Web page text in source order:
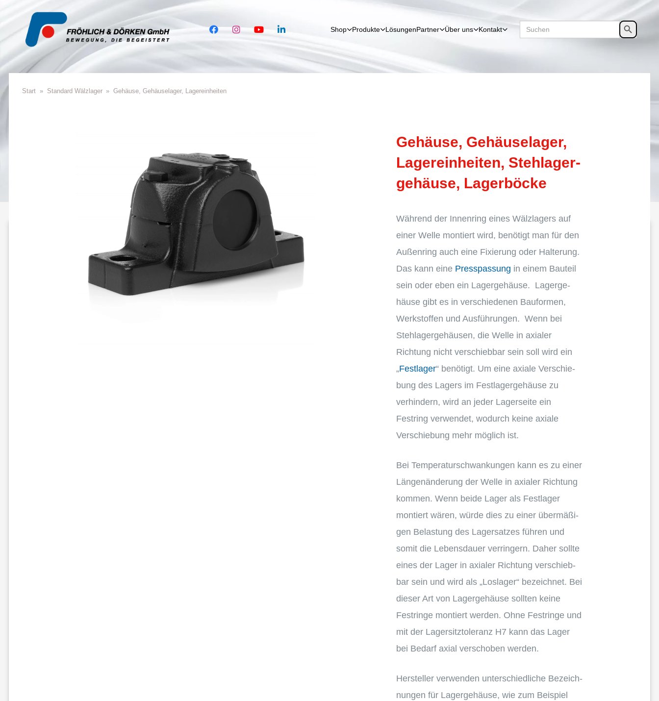
Shop Produkte Lösun­genPartner Über uns Kontakt
Search
for:
SEARCH
BUTTON
Start » Standard Wälzla­ger » Gehäuse, Gehäu­se­la­ger, Lagereinheiten
Gehäuse, Gehäu­se­la­ger,
Lager­ein­hei­ten, Stehla­ger­
ge­häuse, Lagerböcke
Während der Innen­ring eines Wälzla­gers auf
einer Welle montiert wird, benötigt man für den
Außen­ring auch eine Fixie­rung oder Halte­rung.
Das kann eine Press­pas­sung in einem Bauteil
sein oder eben ein Lager­ge­häuse. Lager­ge­
häuse gibt es in verschie­de­nen Baufor­men,
Werkstof­fen und Ausfüh­run­gen. Wenn bei
Stehla­ger­ge­häu­sen, die Welle in axialer
Richtung nicht verschieb­bar sein soll wird ein
„Festla­ger“ benötigt. Um eine axiale Verschie­
bung des Lagers im Festla­ger­ge­häuse zu
verhin­dern, wird an jeder Lager­seite ein
Festring verwen­det, wodurch keine axiale
Verschie­bung mehr möglich ist.
Bei Tempe­ra­tur­schwan­kun­gen kann es zu einer
Längen­än­de­rung der Welle in axialer Richtung
kommen. Wenn beide Lager als Festla­ger
montiert wären, würde dies zu einer übermä­ßi­
gen Belas­tung des Lager­sat­zes führen und
somit die Lebens­dauer verrin­gern. Daher sollte
eines der Lager in axialer Richtung verschieb­
bar sein und wird als „Losla­ger“ bezeich­net. Bei
dieser Art von Lager­ge­häuse sollten keine
Festringe montiert werden. Ohne Festringe und
mit der Lager­sitz­to­le­ranz H7 kann das Lager
bei Bedarf axial verscho­ben werden.
Herstel­ler verwen­den unter­schied­li­che Bezeich­
nun­gen für Lager­ge­häuse, wie zum Beispiel